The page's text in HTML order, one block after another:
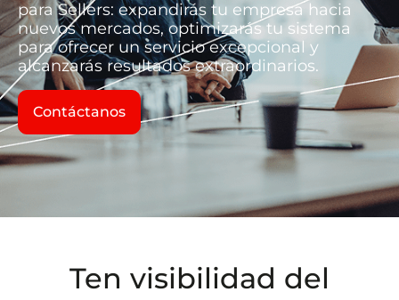
para Sellers: expandirás tu empresa hacia
nuevos mercados, optimizarás tu sistema
para ofrecer un servicio excepcional y
alcanzarás resultados extraordinarios.
Contáctanos
Ten visibilidad del